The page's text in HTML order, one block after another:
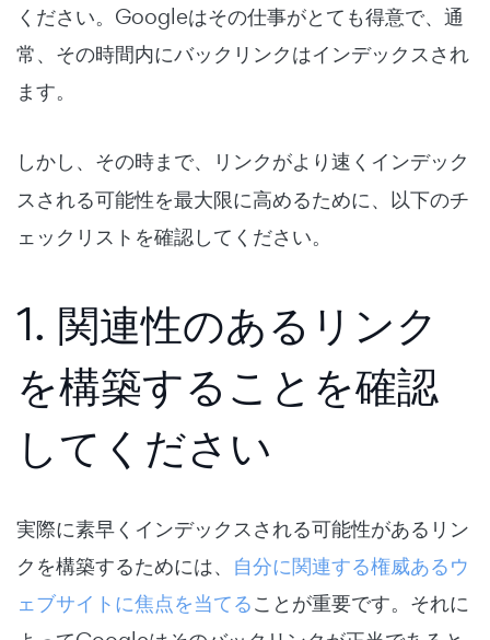
ください。Googleはその仕事がとても得意で、通
常、その時間内にバックリンクはインデックスされ
ます。
しかし、その時まで、リンクがより速く インデック
スされる可能性を最大限に高めるために、以下のチ
ェックリストを確認してください。
1. 関連性のあるリンク
を構築することを確認
してください
実際に素早くインデックスされる可能性があるリン
クを構築するためには、 自分に関連する権威あるウ
ェブサイトに焦点を当てることが重要です。それに